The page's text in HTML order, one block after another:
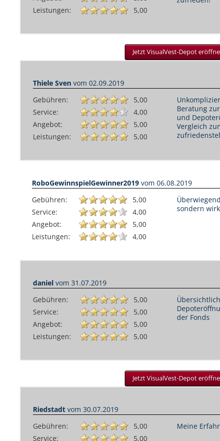
Leistungen:
5,00
Jetzt VisualVest-Depot
Thiele Sven vom 02.09.2019
Gebühren:
5,00
Service:
4,00
Angebot:
5,00
Leistungen:
5,00
Beratung
und
Vergleich
RoboGewinnspielGewinner2019 vom 06.08.2019
Gebühren:
5,00
Service:
4,00
Angebot:
5,00
Leistungen:
4,00
sondern
daniel vom 31.07.2019
Gebühren:
5,00
Service:
5,00
Angebot:
5,00
Leistungen:
5,00
der Fonds
Jetzt VisualVest-Depot
Riedstadt vom 30.07.2019
Gebühren:
5,00
Service:
5,00
Meine